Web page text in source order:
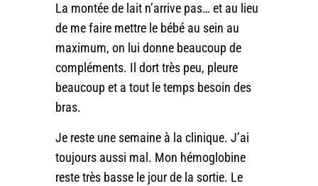
La montée de lait n’arrive pas… et au lieu
de me faire mettre le bébé au sein au
maximum, on lui donne beaucoup de
compléments. Il dort très peu, pleure
beaucoup et a tout le temps besoin des
bras.
Je reste une semaine à la clinique. J’ai
toujours aussi mal. Mon hémoglobine
reste très basse le jour de la sortie. Le